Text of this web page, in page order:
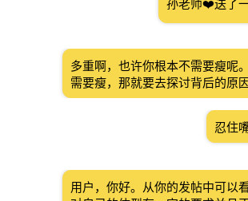
孙老师❤️送了
多重啊，也许你根本不需要瘦呢
需要瘦，那就要去探讨背后的原
忍住
用户，你好。从你的发帖中可以